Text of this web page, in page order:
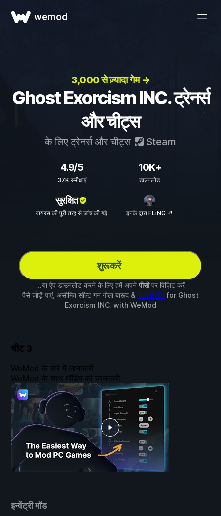
wemod
3,000 से ज़्यादा गेम →
Ghost Exorcism INC. ट्रेनर्स
और चीट्स
के लिए ट्रेनर्स और चीट्स Steam
4.9/5
37K समीक्षाएं
10K+
डाउनलोड
सुरक्षित
वायरस की पूरी तरह से जांच की गई इनके द्वारा FLiNG ↗
शुरू करें
...या ऐप डाउनलोड करने के लिए हमें अपने पीसीपर विज़िट करें
पैसे जोड़ें पाएं, असीमित सॉल्ट गन गोला बारूद & 1 अन्य मॉडfor Ghost
Exorcism INC. with WeMod
चीट 3
इन्वेंट्री मॉड
WeMod के बारे में जानकारी
WeMod के साथ मॉडिंग की जानकारी